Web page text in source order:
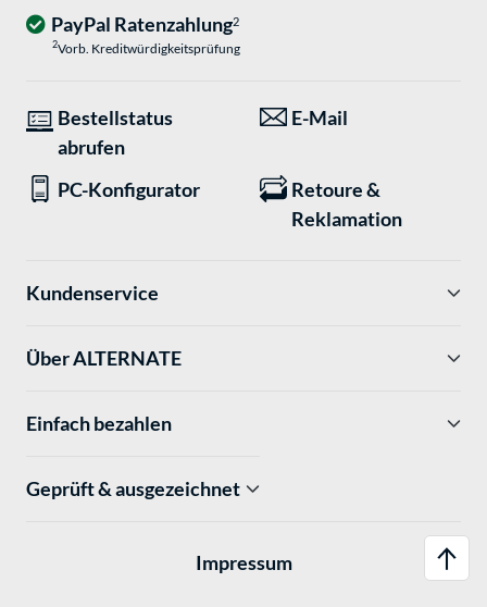
PayPal Ratenzahlung2
2Vorb. Kreditwürdigkeitsprüfung
Bestellstatus
abrufen
E-Mail
PC-Konfigurator
Retoure &
Reklamation
Kundenservice
Über ALTERNATE
Einfach bezahlen
Geprüft & ausgezeichnet
Impressum